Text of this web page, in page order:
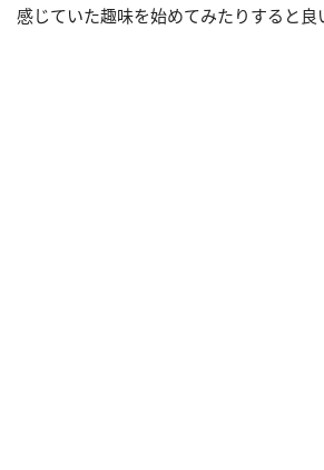
感じていた趣味を始めてみたりすると良